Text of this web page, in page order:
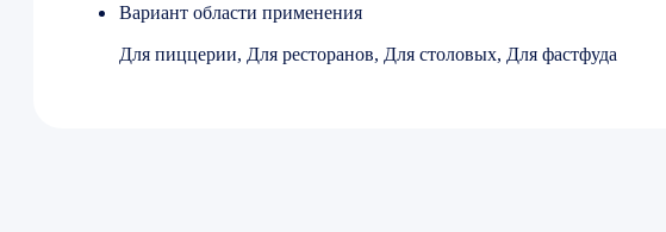
Вариант области применения
Для пиццерии, Для ресторанов, Для столовых, Для фастфуда